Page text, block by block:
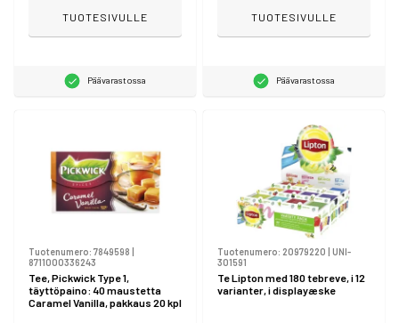
TUOTESIVULLE
Päävarastossa
TUOTESIVULLE
Päävarastossa
Tuotenumero: 7849598 |
8711000336243
Tee, Pickwick Type 1,
täyttöpaino: 40 maustetta
Caramel Vanilla, pakkaus 20 kpl
Tuotenumero: 20979220 | UNI-
301591
Te Lipton med 180 tebreve, i 12
varianter, i displayæske